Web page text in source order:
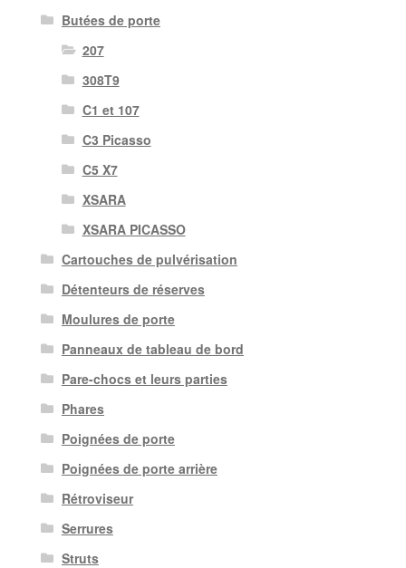
Butées de porte
207
308T9
C1 et 107
C3 Picasso
C5 X7
XSARA
XSARA PICASSO
Cartouches de pulvérisation
Détenteurs de réserves
Moulures de porte
Panneaux de tableau de bord
Pare-chocs et leurs parties
Phares
Poignées de porte
Poignées de porte arrière
Rétroviseur
Serrures
Struts